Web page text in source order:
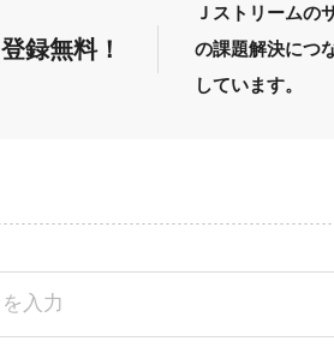
登録無料！
Ｊストリームの
の課題解決につ
しています。